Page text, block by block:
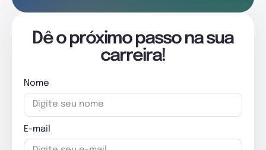
Dê o próximo passo na sua
carreira!
Nome
E-mail